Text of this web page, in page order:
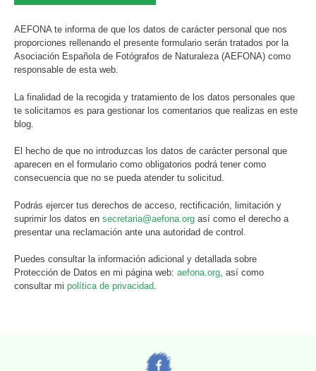
AEFONA te informa de que los datos de carácter personal que nos
proporciones rellenando el presente formulario serán tratados por la
Asociación Española de Fotógrafos de Naturaleza (AEFONA) como
responsable de esta web.
La finalidad de la recogida y tratamiento de los datos personales que
te solicitamos es para gestionar los comentarios que realizas en este
blog.
El hecho de que no introduzcas los datos de carácter personal que
aparecen en el formulario como obligatorios podrá tener como
consecuencia que no se pueda atender tu solicitud.
Podrás ejercer tus derechos de acceso, rectificación, limitación y
suprimir los datos en secretaria@aefona.org así como el derecho a
presentar una reclamación ante una autoridad de control.
Puedes consultar la información adicional y detallada sobre
Protección de Datos en mi página web: aefona.org, así como
consultar mi política de privacidad.